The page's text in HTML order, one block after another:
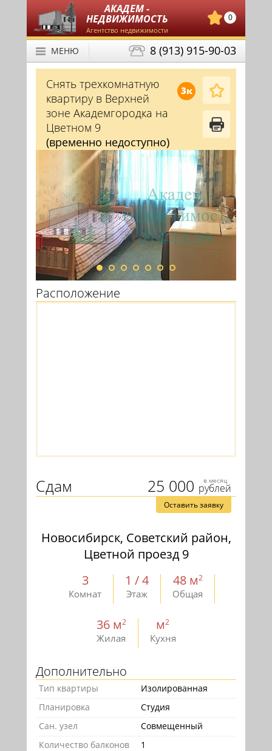
АКАДЕМ -
НЕДВИЖИМОСТЬ
Агентство недвижимости
0
8 (913) 915-90-03
МЕНЮ
3к
Снять трехкомнатную
квартиру в Верхней
зоне Академгородка на
Цветном 9
(временно недоступно)
Расположение
25 000 в месяц
рублей
Сдам
Оставить заявку
Новосибирск, Советский район,
Цветной проезд 9
3
Комнат
1 / 4
Этаж
48 м2
Общая
36 м2
Жилая
м2
Кухня
Дополнительно
Тип квартиры
Изолированная
Планировка
Студия
Сан. узел
Совмещенный
Количество балконов
1